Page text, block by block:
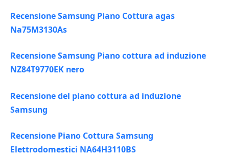
Recensione Samsung Piano Cottura agas
Na75M3130As
Recensione Samsung Piano cottura ad induzione
NZ84T9770EK nero
Recensione del piano cottura ad induzione
Samsung
Recensione Piano Cottura Samsung
Elettrodomestici NA64H3110BS